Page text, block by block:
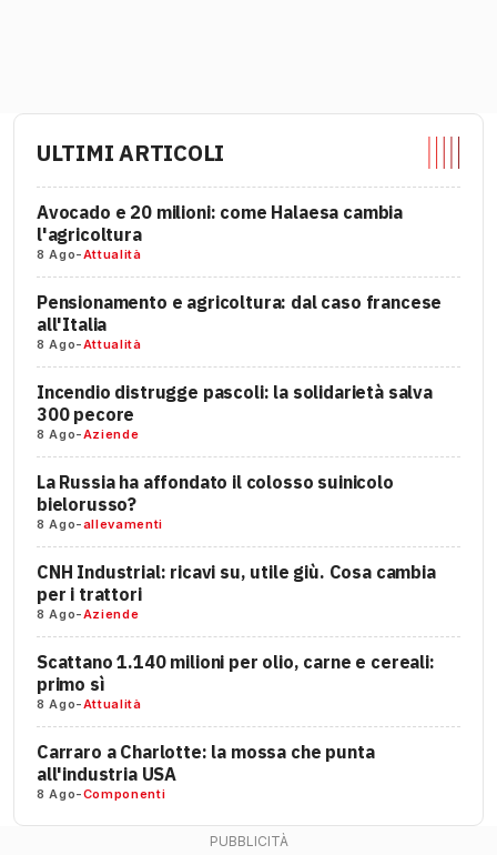
ULTIMI ARTICOLI
Avocado e 20 milioni: come Halaesa cambia
l'agricoltura
8 Ago-Attualità
Pensionamento e agricoltura: dal caso francese
all'Italia
8 Ago-Attualità
Incendio distrugge pascoli: la solidarietà salva
300 pecore
8 Ago-Aziende
La Russia ha affondato il colosso suinicolo
bielorusso?
8 Ago-allevamenti
CNH Industrial: ricavi su, utile giù. Cosa cambia
per i trattori
8 Ago-Aziende
Scattano 1.140 milioni per olio, carne e cereali:
primo sì
8 Ago-Attualità
Carraro a Charlotte: la mossa che punta
all'industria USA
8 Ago-Componenti